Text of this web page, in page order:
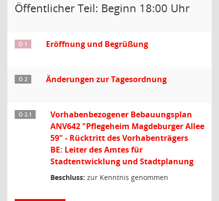
Öffentlicher Teil: Beginn 18:00 Uhr
Ö 1 Eröffnung und Begrüßung
Ö 2 Änderungen zur Tagesordnung
Ö 2.1
Vorhabenbezogener Bebauungsplan
ANV642 "Pflegeheim Magdeburger Allee
59" - Rücktritt des Vorhabenträgers
BE: Leiter des Amtes für
Stadtentwicklung und Stadtplanung
Beschluss: zur Kenntnis genommen